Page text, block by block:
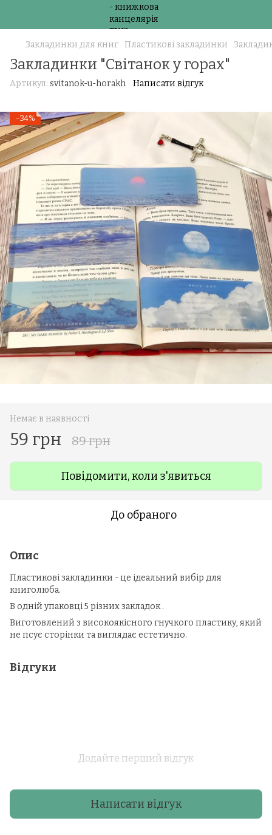
Закладинки для книг Пластикові закладинки
Закладинки "Світанок у горах"
Артикул: svitanok-u-horakh Написати відгук
−34%
Немає в наявності
59 грн 89 грн
Повідомити, коли з'явиться
До обраного
Опис
Пластикові закладинки - це ідеальний вибір для
книголюба.
В одній упаковці 5 різних закладок .
Виготовлений з високоякісного гнучкого пластику, який
не псує сторінки та виглядає естетично.
Відгуки
Додайте перший відгук
Написати відгук